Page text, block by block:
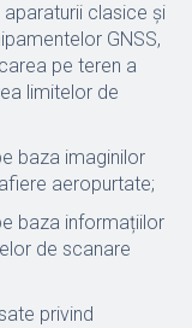
clasice și
GNSS,
pe teren a
limitelor de
baza imaginilor
aeropurtate;
baza informațiilor
de scanare
privind